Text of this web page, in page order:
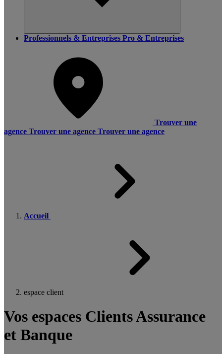
Professionnels & Entreprises Pro & Entreprises
Trouver une
agence Trouver une agence Trouver une agence
Accueil
espace client
Vos espaces Clients Assurance
et Banque